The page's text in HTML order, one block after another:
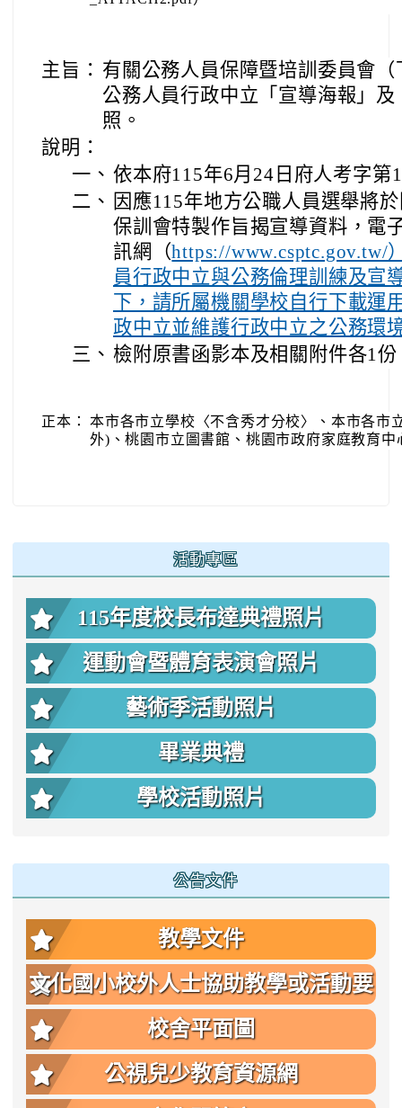
主旨： 有關公務人員保障暨培訓委員會
公務人員行政中立「宣導海報」
照。
說明：
一、 依本府115年6月24日府人考字第
二、 因應115年地方公職人員選舉將
保訓會特製作旨揭宣導資料，電
訊網（https://www.csptc.gov.tw/
員行政中立與公務倫理訓練及宣
下，請所屬機關學校自行下載運
政中立並維護行政中立之公務環
三、 檢附原書函影本及相關附件各1份
正本： 本市各市立學校〈不含秀才分校〉、本市各市
外)、桃園市立圖書館、桃園市政府家庭教育中
活動專區
115年度校長布達典禮照片
運動會暨體育表演會照片
藝術季活動照片
畢業典禮
學校活動照片
公告文件
教學文件
文化國小校外人士協助教學或活動要
點
校舍平面圖
公視兒少教育資源網